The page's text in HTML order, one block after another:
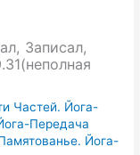
Записал,
Частей. Йога-
Передача
Йога-